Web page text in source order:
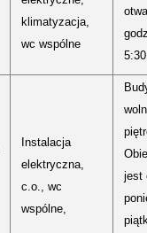
klimatyzacja,
wc wspólne
Instalacja
elektryczna,
c.o., wc
wspólne,
jest